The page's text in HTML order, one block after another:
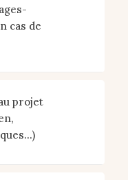
cas de
projet